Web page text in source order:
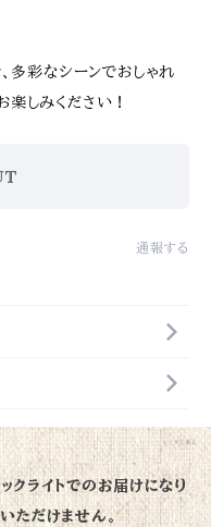
多彩なシーンでおしゃれ
しみください！
通報する
クライトでのお届けになり
ただけません。